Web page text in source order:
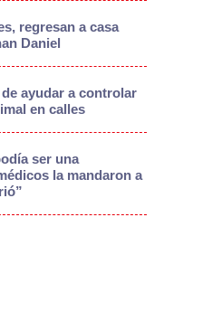
regresan a casa
Daniel
ayudar a controlar
en calles
ser una
la mandaron a